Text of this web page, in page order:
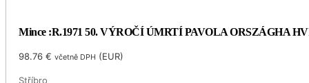
Mince :R.1971 50. VÝROČÍ ÚMRTÍ PAVOLA ORSZÁGHA
98.76€ včetně DPH (EUR)
Stříbro